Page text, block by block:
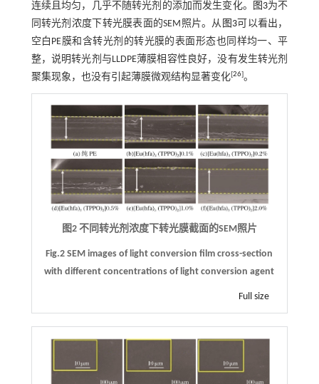
连续且均匀，几乎不随转光剂的添加而发生变化。
图3为不
同转光剂浓度下转光膜表面的SEM照片。从 图3可以看出，
空白PE膜和含转光剂的转光膜的表面形态也同样均一、平
整，说明转光剂与LLDPE薄膜相容性良好，没有发生转光剂
聚集现象，也没有引起薄膜微观结构显著变化[26]。
图2 不同转光剂浓度下转光膜截面的SEM照片
Fig.2 SEM images of light conversion film cross-section
with different concentrations of light conversion agent
Full size